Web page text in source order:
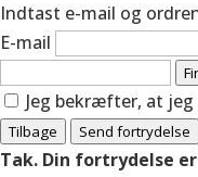
Indtast e-mail og
E-mail
Jeg bekræfter, at
Tilbage Send fortrydelse
Tak. Din fortrydelse